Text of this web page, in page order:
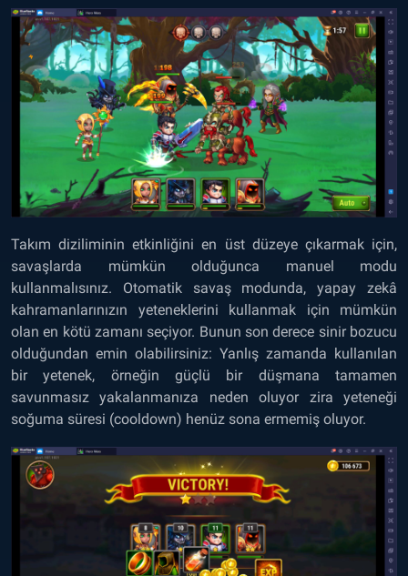
Takım diziliminin etkinliğini en üst düzeye çıkarmak için,
savaşlarda mümkün olduğunca manuel modu
kullanmalısınız. Otomatik savaş modunda, yapay zekâ
kahramanlarınızın yeteneklerini kullanmak için mümkün
olan en kötü zamanı seçiyor. Bunun son derece sinir bozucu
olduğundan emin olabilirsiniz: Yanlış zamanda kullanılan
bir yetenek, örneğin güçlü bir düşmana tamamen
savunmasız yakalanmanıza neden oluyor zira yeteneği
soğuma süresi (cooldown) henüz sona ermemiş oluyor.